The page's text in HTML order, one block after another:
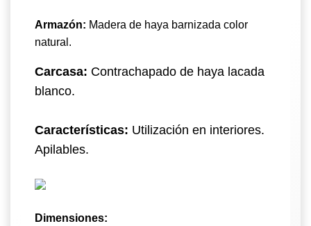
Armazón: Madera de haya barnizada color
natural.
Carcasa: Contrachapado de haya lacada
blanco.
Características: Utilización en interiores.
Apilables.
Dimensiones: